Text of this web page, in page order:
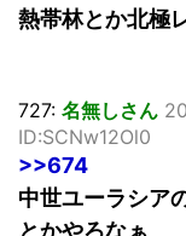
熱帯林とか北極
727: 名無しさん
ID:SCNw12Ol0
>>674
中世ユーラシア
とかやろなぁ